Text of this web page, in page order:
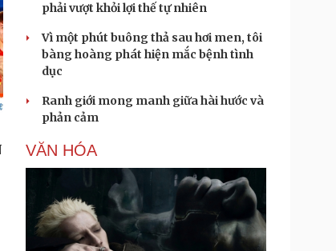
phải vượt khỏi lợi thế tự nhiên
Vì một phút buông thả sau hơi men, tôi
bàng hoàng phát hiện mắc bệnh tình
dục
Ranh giới mong manh giữa hài hước và
phản cảm
VĂN HÓA